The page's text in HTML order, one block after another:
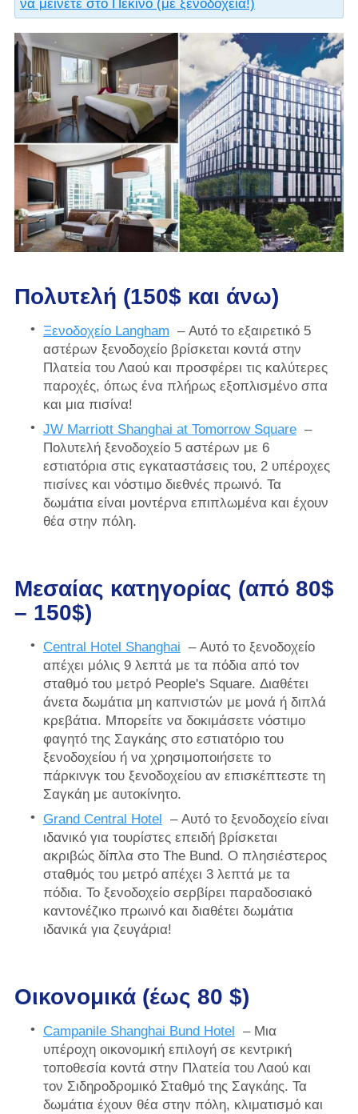
να μείνετε στο Πεκίνο (με ξενοδοχεία!)
Πολυτελή (150$ και άνω)
Ξενοδοχείο Langham – Αυτό το εξαιρετικό 5
αστέρων ξενοδοχείο βρίσκεται κοντά στην
Πλατεία του Λαού και προσφέρει τις καλύτερες
παροχές, όπως ένα πλήρως εξοπλισμένο σπα
και μια πισίνα!
JW Marriott Shanghai at Tomorrow Square–
Πολυτελή ξενοδοχείο 5 αστέρων με 6
εστιατόρια στις εγκαταστάσεις του, 2 υπέροχες
πισίνες και νόστιμο διεθνές πρωινό. Τα
δωμάτια είναι μοντέρνα επιπλωμένα και έχουν
θέα στην πόλη.
Μεσαίας κατηγορίας (από 80$
– 150$)
Central Hotel Shanghai – Αυτό το ξενοδοχείο
απέχει μόλις 9 λεπτά με τα πόδια από τον
σταθμό του μετρό People's Square. Διαθέτει
άνετα δωμάτια μη καπνιστών με μονά ή διπλά
κρεβάτια. Μπορείτε να δοκιμάσετε νόστιμο
φαγητό της Σαγκάης στο εστιατόριο του
ξενοδοχείου ή να χρησιμοποιήσετε το
πάρκινγκ του ξενοδοχείου αν επισκέπτεστε τη
Σαγκάη με αυτοκίνητο.
Grand Central Hotel – Αυτό το ξενοδοχείο είναι
ιδανικό για τουρίστες επειδή βρίσκεται
ακριβώς δίπλα στο The Bund. Ο πλησιέστερος
σταθμός του μετρό απέχει 3 λεπτά με τα
πόδια. Το ξενοδοχείο σερβίρει παραδοσιακό
καντονέζικο πρωινό και διαθέτει δωμάτια
ιδανικά για ζευγάρια!
Οικονομικά (έως 80 $)
Campanile Shanghai Bund Hotel – Μια
υπέροχη οικονομική επιλογή σε κεντρική
τοποθεσία κοντά στην Πλατεία του Λαού και
τον Σιδηροδρομικό Σταθμό της Σαγκάης. Τα
δωμάτια έχουν θέα στην πόλη, κλιματισμό και